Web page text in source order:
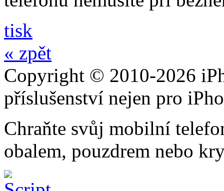
tisk
« zpět
Copyright © 2010-2026
příslušenství nejen pro
Chraňte svůj mobilní
obalem, pouzdrem nebo